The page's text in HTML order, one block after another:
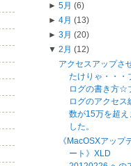
► 5月 (6)
► 4月 (13)
► 3月 (20)
▼ 2月 (12)
アクセスアップさ
たけりゃ・・・
ログの書き方☆
ログのアクセス
数が15万を超え
した。
《MacOSXアップ
ート》XLD